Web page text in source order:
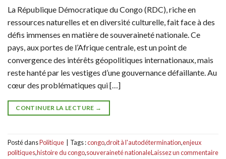
La République Démocratique du Congo (RDC), riche en
ressources naturelles et en diversité culturelle, fait face à des
défis immenses en matière de souveraineté nationale. Ce
pays, aux portes de l’Afrique centrale, est un point de
convergence des intérêts géopolitiques internationaux, mais
reste hanté par les vestiges d’une gouvernance défaillante. Au
cœur des problématiques qui […]
CONTINUER LA LECTURE →
Posté dansPolitique Tags :congo,droit à l'autodétermination,enjeux
politiques,histoire du congo,souveraineté nationaleLaissez un commentaire